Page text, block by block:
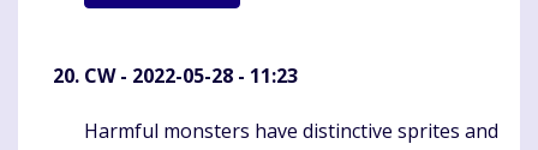
CW- 2022-05-28 - 11:23
Komentaras
Harmful monsters have distinctive sprites and